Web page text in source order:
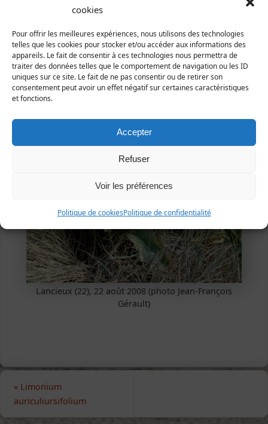
cookies
Pour offrir les meilleures expériences, nous utilisons des technologies
telles que les cookies pour stocker et/ou accéder aux informations des
appareils. Le fait de consentir à ces technologies nous permettra de
traiter des données telles que le comportement de navigation ou les ID
uniques sur ce site. Le fait de ne pas consentir ou de retirer son
consentement peut avoir un effet négatif sur certaines caractéristiques
et fonctions.
Accepter
Refuser
Voir les préférences
Politique de cookiesPolitique de confidentialité
Lancieux (22), 22 août 2008 (photo Jean-François
Gérault)
«Limonium
auriculiursifolium